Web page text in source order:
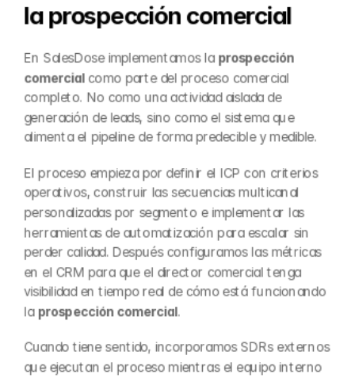
la prospección comercial
En SalesDose implementamos la prospección
comercial como parte del proceso comercial
completo. No como una actividad aislada de
generación de leads, sino como el sistema que
alimenta el pipeline de forma predecible y medible.
El proceso empieza por definir el ICP con criterios
operativos, construir las secuencias multicanal
personalizadas por segmento e implementar las
herramientas de automatización para escalar sin
perder calidad. Después configuramos las métricas
en el CRM para que el director comercial tenga
visibilidad en tiempo real de cómo está funcionando
la prospección comercial.
Cuando tiene sentido, incorporamos SDRs externos
que ejecutan el proceso mientras el equipo interno